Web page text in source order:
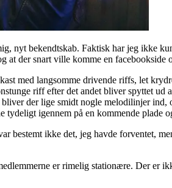
nyt bekendtskab. Faktisk har jeg ikke
at der snart ville komme en facebookside
med langsomme drivende riffs, let
riff efter det andet bliver spyttet
der lige smidt nogle melodilinjer
igennem på en kommende plade
bestemt ikke det, jeg havde forventet,
er rimelig stationære. Der er